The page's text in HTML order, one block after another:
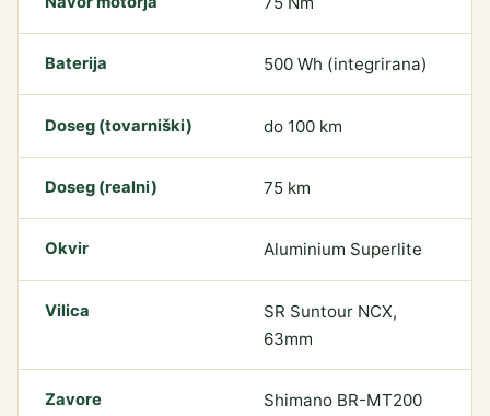
Baterija 500 Wh (integrirana)
Doseg (tovarniški) do 100 km
Doseg (realni) 75 km
Okvir Aluminium Superlite
Vilica
SR Suntour NCX,
63mm
Zavore
Shimano BR-MT200